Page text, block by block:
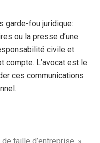
garde-fou juridique:
ou la presse d’une
civile et
compte. L’avocat est le
ces communications